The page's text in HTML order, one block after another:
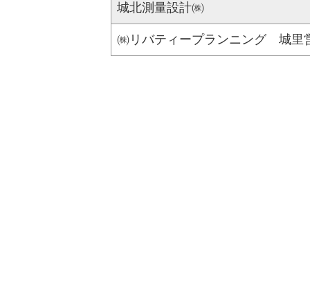
城北測量設計㈱
㈱リバティープランニング 城里